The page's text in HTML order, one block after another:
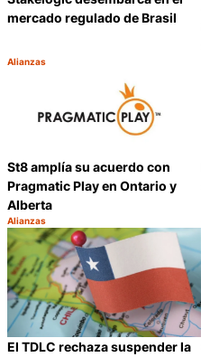
mercado regulado de Brasil
Categoría:
Alianzas
St8 amplía su acuerdo con
Pragmatic Play en Ontario y
Alberta
Categoría:
Alianzas
El TDLC rechaza suspender la